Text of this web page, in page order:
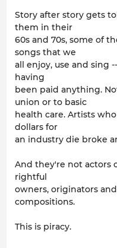
Story after story gets
them in their
60s and 70s, some of
songs that we
all enjoy, use and sing
having
been paid anything.
union or to basic
health care. Artists
dollars for
an industry die broke
And they're not actors
rightful
owners, originators
compositions.
This is piracy.